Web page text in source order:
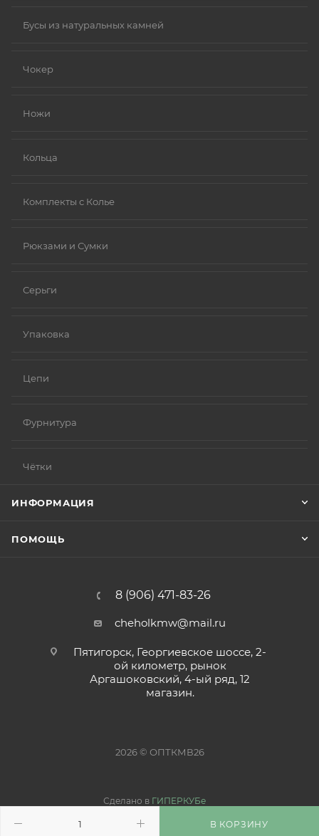
В КОРЗИНУ
Бусы из натуральных камней
Чокер
Ножи
Кольца
Комплекты с Колье
Рюкзами и Сумки
Серьги
Упаковка
Цепи
Фурнитура
Чётки
ИНФОРМАЦИЯ
ПОМОЩЬ
8 (906) 471-83-26
cheholkmw@mail.ru
Пятигорск, Георгиевское шоссе, 2-
ой километр, рынок
Аргашоковский, 4-ый ряд, 12
магазин.
2026 © ОПТКМВ26
Сделано в ГИПЕРКУБе